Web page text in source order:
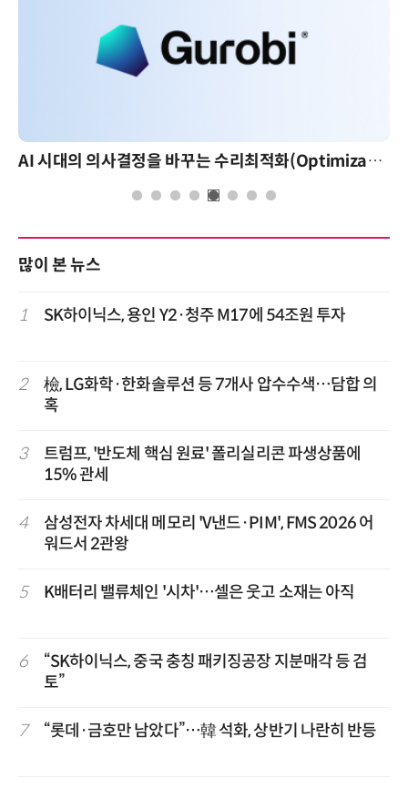
AI 시대의 의사결정을 바꾸는 수리최적화(Optimization): 실제 산업 적용 사례와 활용 전략
많이 본 뉴스
1 SK하이닉스, 용인 Y2·청주 M17에 54조원 투자
2
檢, LG화학·한화솔루션 등 7개사 압수수색…담합 의
혹
3
트럼프, '반도체 핵심 원료' 폴리실리콘 파생상품에
15% 관세
4
삼성전자 차세대 메모리 'V낸드·PIM', FMS 2026 어
워드서 2관왕
5 K배터리 밸류체인 '시차'…셀은 웃고 소재는 아직
6
“SK하이닉스, 중국 충칭 패키징공장 지분매각 등 검
토”
7 “롯데·금호만 남았다”…韓 석화, 상반기 나란히 반등